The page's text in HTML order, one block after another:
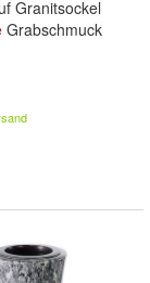
Granitsockel
Grabschmuck